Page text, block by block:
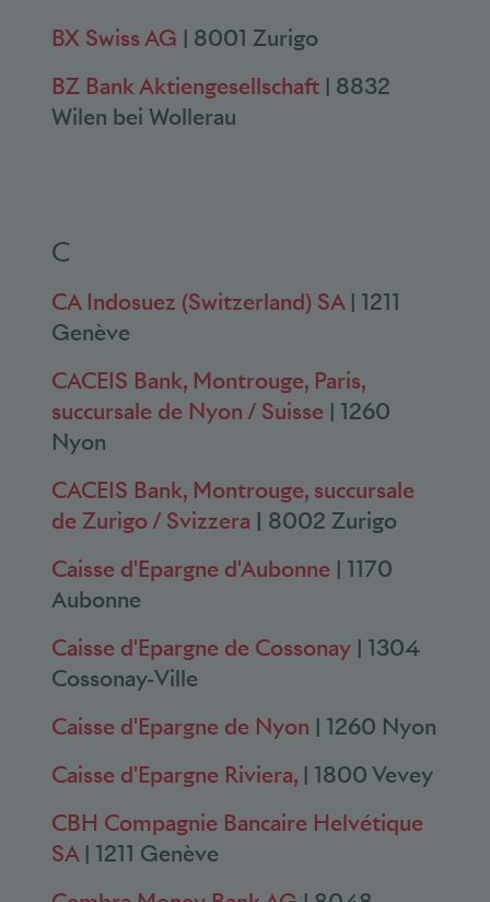
BX Swiss AG | 8001 Zurigo
BZ Bank Aktiengesellschaft | 8832
Wilen bei Wollerau
C
CA Indosuez (Switzerland) SA| 1211
Genève
CACEIS Bank, Montrouge, Paris,
succursale de Nyon / Suisse | 1260
Nyon
CACEIS Bank, Montrouge, succursale
de Zurigo / Svizzera | 8002 Zurigo
Caisse d'Epargne d'Aubonne | 1170
Aubonne
Caisse d'Epargne de Cossonay | 1304
Cossonay-Ville
Caisse d'Epargne de Nyon | 1260 Nyon
Caisse d'Epargne Riviera, | 1800 Vevey
CBH Compagnie Bancaire Helvétique
SA| 1211 Genève